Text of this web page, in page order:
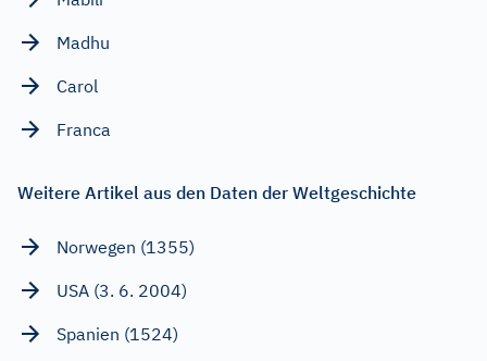
Madhu
Carol
Franca
Weitere Artikel aus den Daten der Weltgeschichte
Norwegen (1355)
USA (3. 6. 2004)
Spanien (1524)